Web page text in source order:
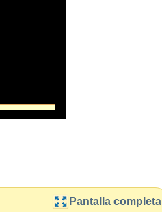
Pantalla completa